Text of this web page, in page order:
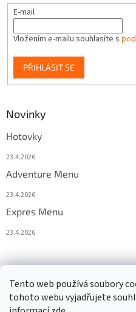
Tento web používá soubory
tohoto webu vyjadřujete
E-mail
Vložením e-mailu souhlasíte s
PŘIHLÁSIT SE
Novinky
Hotovky
23.4.2026
Adventure Menu
23.4.2026
Expres Menu
23.4.2026